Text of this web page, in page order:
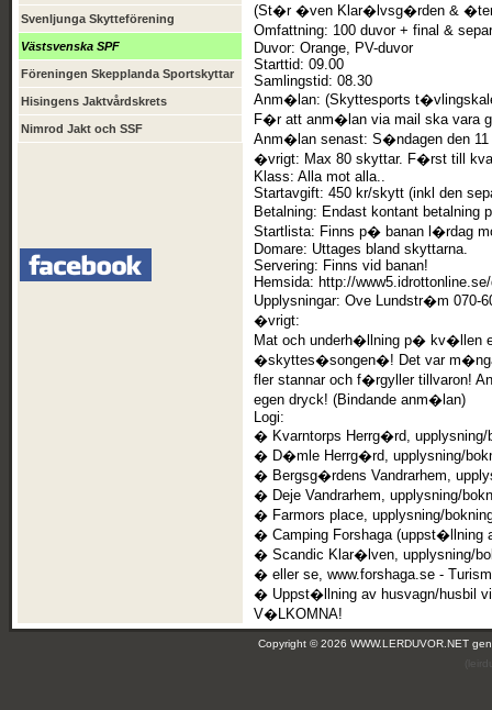
Svenljunga Skytteförening
Västsvenska SPF
Föreningen Skepplanda Sportskyttar
Hisingens Jaktvårdskrets
Nimrod Jakt och SSF
(St�r �ven Klar�lvsg�rden &
Omfattning: 100 duvor + final &
Duvor: Orange, PV-duvor
Starttid: 09.00
Samlingstid: 08.30
Anm�lan: (Skyttesports
F�r att anm�lan via mail ska vara
Anm�lan senast: S�ndagen den 11
�vrigt: Max 80 skyttar. F�rst till
Klass: Alla mot alla..
Startavgift: 450 kr/skytt (inkl den
Betalning: Endast kontant betalning
Startlista: Finns p� banan l�rdag
Domare: Uttages bland skyttarna.
Servering: Finns vid banan!
Hemsida: http://
Upplysningar: Ove Lundstr�m 070-
�vrigt:
Mat och underh�llning p� kv�llen
�skyttes�songen�! Det var
fler stannar och f�rgyller tillvaron!
egen dryck! (Bindande anm�lan)
Logi:
� Kvarntorps Herrg�rd, upplysning/
� D�mle Herrg�rd, upplysning/
� Bergsg�rdens Vandrarhem,
� Deje Vandrarhem, upplysning/
� Farmors place, upplysning/
� Camping Forshaga (uppst�llning
� Scandic Klar�lven, upplysning/
� eller se, www.forshaga.se -
� Uppst�llning av husvagn/husbil
V�LKOMNA!
Copyright © 2026 WWW.LERDUVOR.NET